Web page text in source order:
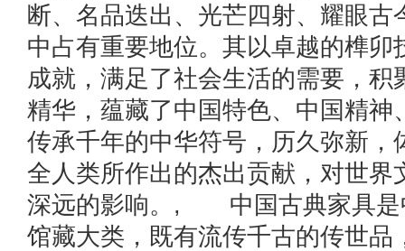
断、名品迭出、光芒四射、耀眼古
中占有重要地位。其以卓越的榫卯
成就，满足了社会生活的需要，积
精华，蕴藏了中国特色、中国精神
传承千年的中华符号，历久弥新，
全人类所作出的杰出贡献，对世界
深远的影响。, 中国古典家具是
馆藏大类，既有流传千古的传世品